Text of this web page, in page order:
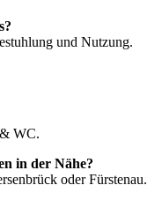
und Nutzung.
WC.
in der Nähe?
oder Fürstenau.